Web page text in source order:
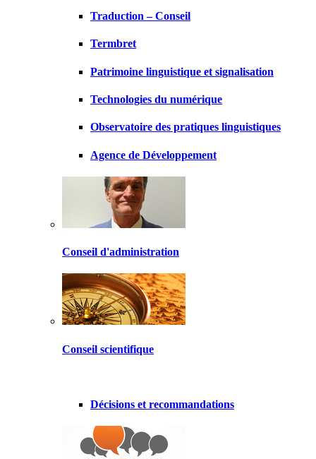
Traduction – Conseil
Termbret
Patrimoine linguistique et signalisation
Technologies du numérique
Observatoire des pratiques linguistiques
Agence de Développement
Conseil d'administration
Conseil scientifique
Décisions et recommandations